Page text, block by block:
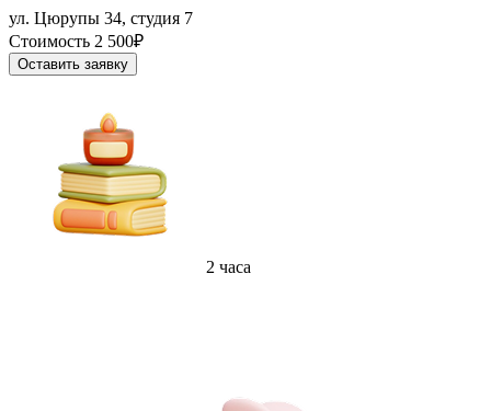
ул. Цюрупы 34, студия 7
Стоимость 2 500₽
Оставить заявку
2 часа